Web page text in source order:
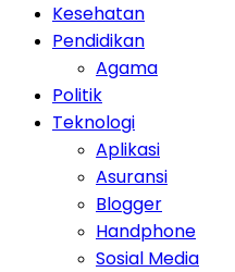
Kesehatan
Pendidikan
Agama
Politik
Teknologi
Aplikasi
Asuransi
Blogger
Handphone
Sosial Media